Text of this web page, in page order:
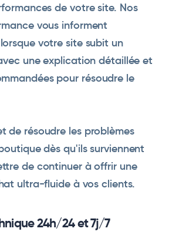
de votre site. Nos
vous informent
votre site subit un
une explication détaillée et
pour résoudre le
de résoudre les problèmes
dès qu'ils surviennent
de continuer à offrir une
ultra-fluide à vos clients.
24h/24 et 7j/7